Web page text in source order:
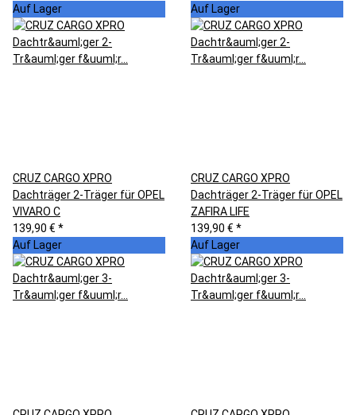
Auf Lager
CRUZ CARGO XPRO
Dachträger 2-Träger für OPEL
VIVARO C
139,90 € *
Auf Lager
CRUZ CARGO XPRO
Dachträger 2-Träger für OPEL
ZAFIRA LIFE
139,90 € *
Auf Lager
Auf Lager